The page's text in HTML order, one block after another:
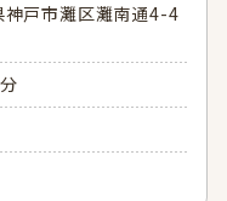
戸市灘区灘南通4-4